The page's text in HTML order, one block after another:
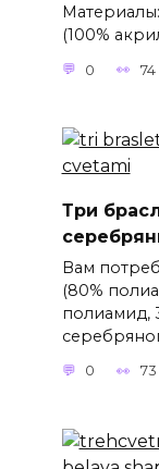
(100%
0 74
Три
Вам
(80%
полиамид,
0 73